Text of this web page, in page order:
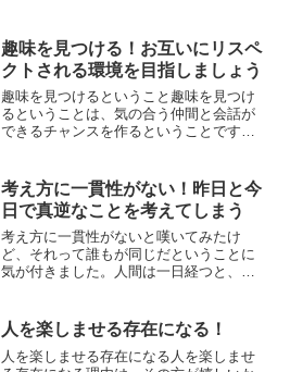
手指にどうなの？最近では、マスク以上
にアルコール類の消毒液は...
趣味を見つける！お互いにリスペ
クトされる環境を目指しましょう
趣味を見つけるということ趣味を見つけ
るということは、気の合う仲間と会話が
できるチャンスを作るということです。
は、会話がはずみますよね？色んなこと
を話して、お互いにわかり...
考え方に一貫性がない！昨日と今
日で真逆なことを考えてしまう
考え方に一貫性がないと嘆いてみたけ
ど、それって誰もが同じだということに
気が付きました。人間は一日経つと、前
きないんですよ。考え方に一貫性がない
考え方に一貫性がない！とい...
人を楽しませる存在になる！
人を楽しませる存在になる人を楽しませ